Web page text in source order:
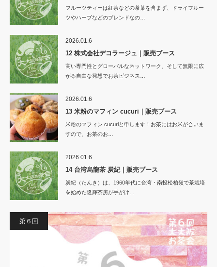
フルーツティーは紅茶などの茶葉を含まず、ドライフルー
ツやハーブなどのブレンドなの…
2026.01.6
12 株式会社デコラージュ｜販売ブース
高い専門性とグローバルなネットワーク、そして無限に広
がる自由な発想でお茶ビジネス…
2026.01.6
13 米粉のマフィン cucuri｜販売ブース
米粉のマフィン cucuriと申します！お茶にはお米が合いま
すので、お茶のお…
2026.01.6
14 台湾烏龍茶 炭紀｜販売ブース
炭紀（たんき）は、1960年代に台湾・南投松柏嶺で茶栽培
を始めた隆輝茶房が手がけ…
第６回